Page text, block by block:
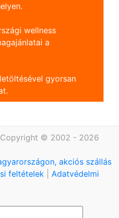
wellness
a
gyorsan
Copyright © 2002 - 2026
akciós szállás
feltételek
Adatvédelmi